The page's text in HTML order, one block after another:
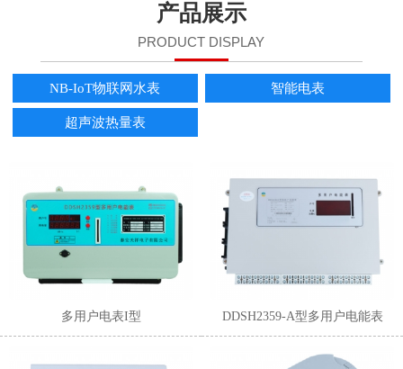
1
产品展示
PRODUCT DISPLAY
NB-IoT物联网水表 智能电表
超声波热量表
多用户电表I型 DDSH2359-A型多用户电能表